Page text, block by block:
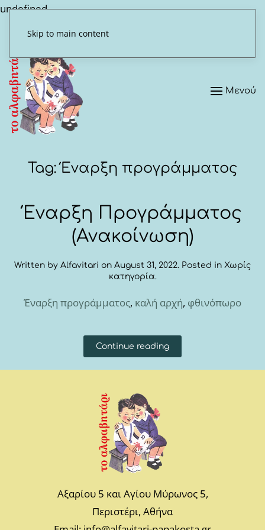
undefined
Skip to main content
Μενού
Tag:Έναρξη προγράμματος
Έναρξη Προγράμματος
(Ανακοίνωση)
Written by Alfavitari on August 31, 2022. Posted in Χωρίς
κατηγορία.
Έναρξη προγράμματος, καλή αρχή, φθινόπωρο
Continue reading
Αξαρίου 5 και Αγίου Μύρωνος 5,
Περιστέρι, Αθήνα